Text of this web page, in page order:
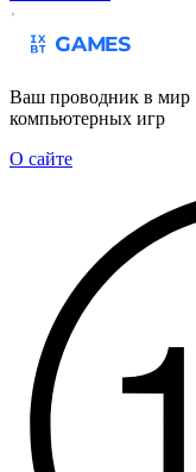
Ваш проводник в мир
компьютерных игр
О сайте